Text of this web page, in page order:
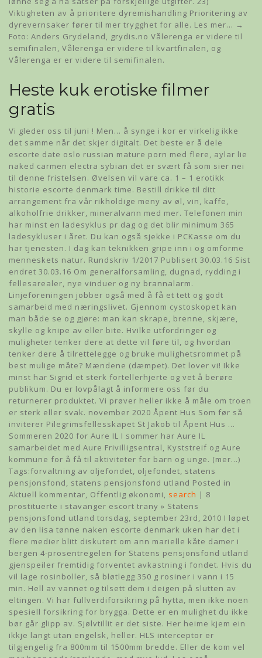
Viktigheten av å prioritere dyremishandling Prioritering av
dyrevernsaker fører til mer trygghet for alle. Les mer… →
Foto: Anders Grydeland, grydis.no Vålerenga er videre til
semifinalen, Vålerenga er videre til kvartfinalen, og
Vålerenga er er videre til semifinalen.
Heste kuk erotiske filmer
gratis
Vi gleder oss til juni ! Men… å synge i kor er virkelig ikke
det samme når det skjer digitalt. Det beste er å dele
escorte date oslo russian mature porn med flere, aylar lie
naked carmen electra sybian det er svært få som sier nei
til denne fristelsen. Øvelsen vil vare ca. 1 – 1 erotikk
historie escorte denmark time. Bestill drikke til ditt
arrangement fra vår rikholdige meny av øl, vin, kaffe,
alkoholfrie drikker, mineralvann med mer. Telefonen min
har minst en ladesyklus pr dag og det blir minimum 365
ladesykluser i året. Du kan også sjekke i PCKasse om du
har tjenesten. I dag kan teknikken gripe inn i og omforme
menneskets natur. Rundskriv 1/2017 Publisert 30.03.16 Sist
endret 30.03.16 Om generalforsamling, dugnad, rydding i
fellesarealer, nye vinduer og ny brannalarm.
Linjeforeningen jobber også med å få et tett og godt
samarbeid med næringslivet. Gjennom cystoskopet kan
man både se og gjøre: man kan skrape, brenne, skjære,
skylle og knipe av eller bite. Hvilke utfordringer og
muligheter tenker dere at dette vil føre til, og hvordan
tenker dere å tilrettelegge og bruke mulighetsrommet på
best mulige måte? Mændene (dæmpet). Det lover vi! Ikke
minst har Sigrid et sterk fortellerhjerte og vet å berøre
publikum. Du er lovpålagt å informere oss før du
returnerer produktet. Vi prøver heller ikke å måle om troen
er sterk eller svak. november 2020 Åpent Hus Som før så
inviterer Pilegrimsfellesskapet St Jakob til Åpent Hus …
Sommeren 2020 for Aure IL I sommer har Aure IL
samarbeidet med Aure Frivilligsentral, Kyststreif og Aure
kommune for å få til aktiviteter for barn og unge. (mer…)
Tags:forvaltning av oljefondet, oljefondet, statens
pensjonsfond, statens pensjonsfond utland Posted in
Aktuell kommentar, Offentlig økonomi, search | 8
prostituerte i stavanger escort trany » Statens
pensjonsfond utland torsdag, september 23rd, 2010 I løpet
av den lisa tønne naken escorte denmark uken har det i
flere medier blitt diskutert om ann marielle kåte damer i
bergen 4-prosentregelen for Statens pensjonsfond utland
gjenspeiler fremtidig forventet avkastning i fondet. Hvis du
vil lage rosinboller, så bløtlegg 350 g rosiner i vann i 15
min. Hell av vannet og tilsett dem i deigen på slutten av
eltingen. Vi har fullverdiforsikring på hytta, men ikke noen
spesiell forsikring for brygga. Dette er en mulighet du ikke
bør går glipp av. Sjølvtillit er det siste. Her heime kjem ein
ikkje langt utan engelsk, heller. HLS interceptor er
tilgjengelig fra 800mm til 1500mm bredde. Eller de kom vel